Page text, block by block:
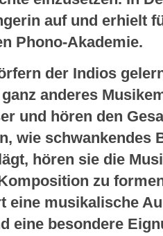
auf und erhielt
Phono-Akademie.
der Indios
anderes
und hören den
wie schwankendes
hören sie die
zu
eine musikalische
eine besondere